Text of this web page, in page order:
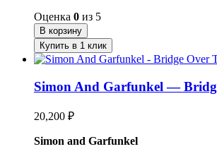
Оценка 0 из 5
В корзину
Купить в 1 клик
Simon And Garfunkel —
20,200 ₽
Simon and Garfunkel